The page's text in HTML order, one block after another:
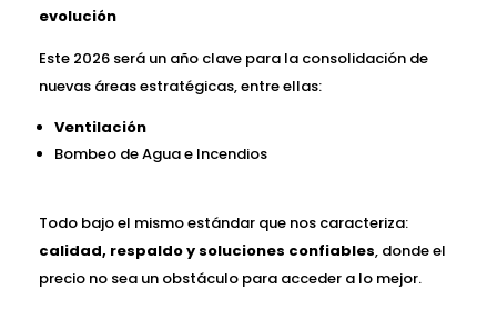
evolución
Este 2026 será un año clave para la consolidación de
nuevas áreas estratégicas, entre ellas:
Ventilación
Bombeo de Agua e Incendios
Todo bajo el mismo estándar que nos caracteriza:
calidad, respaldo y soluciones confiables, donde el
precio no sea un obstáculo para acceder a lo mejor.